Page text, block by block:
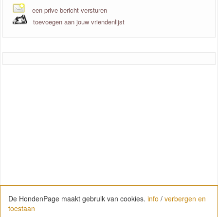
een prive bericht versturen
toevoegen aan jouw vriendenlijst
De HondenPage maakt gebruik van cookies. info / verbergen en
toestaan